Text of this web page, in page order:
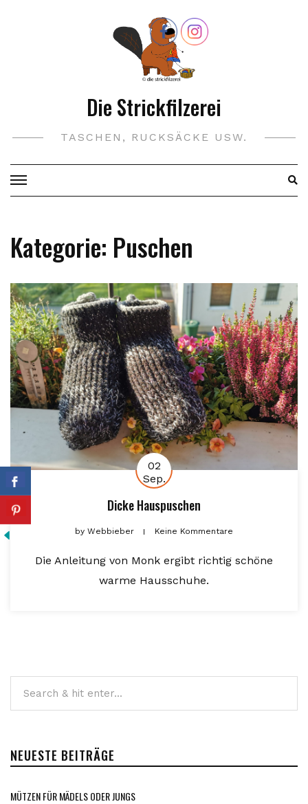
Die Strickfilzerei
TASCHEN, RUCKSÄCKE USW.
Kategorie: Puschen
02
Sep.
Dicke Hauspuschen
by Webbieber Keine Kommentare
Die Anleitung von Monk ergibt richtig schöne
warme Hausschuhe.
NEUESTE BEITRÄGE
MÜTZEN FÜR MÄDELS ODER JUNGS